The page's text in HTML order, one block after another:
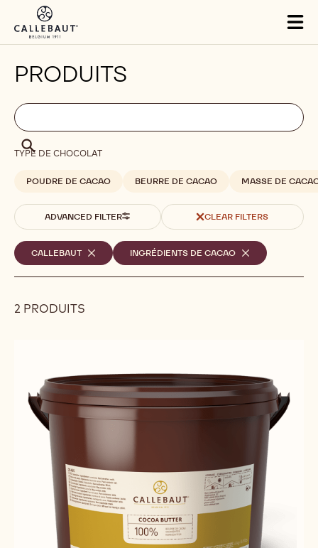
Skip to main content
PRODUITS
Filters
Filters:
search
Chercher
Chercher
TYPE DE CHOCOLAT
POUDRE DE CACAO BEURRE DE CACAO MASSE DE
ADVANCED FILTER CLEAR FILTERS
Filtres
sélectionnés
CALLEBAUT
REMOVE
FILTER
INGRÉDIENTS DE CACAO
REMOVE
FILTER
2 PRODUITS